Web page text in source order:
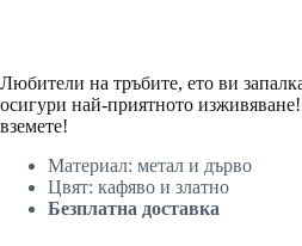
Любители на тръбите, ето ви
осигури най-приятното изживяване!
вземете!
Материал: метал и дърво
Цвят: кафяво и златно
Безплатна доставка